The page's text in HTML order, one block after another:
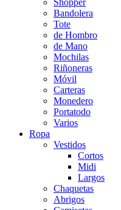
Bandolera
Tote
de Hombro
de Mano
Mochilas
Riñoneras
Móvil
Carteras
Monedero
Portatodo
Varios
Ropa
Vestidos
Cortos
Midi
Largos
Chaquetas
Abrigos